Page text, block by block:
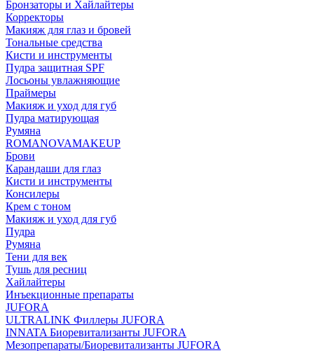
Бронзаторы и Хайлайтеры
Корректоры
Макияж для глаз и бровей
Тональные средства
Кисти и инструменты
Пудра защитная SPF
Лосьоны увлажняющие
Праймеры
Макияж и уход для губ
Пудра матирующая
Румяна
ROMANOVAMAKEUP
Брови
Карандаши для глаз
Кисти и инструменты
Консилеры
Крем с тоном
Макияж и уход для губ
Пудра
Румяна
Тени для век
Тушь для ресниц
Хайлайтеры
Инъекционные препараты
JUFORA
ULTRALINK Филлеры JUFORA
INNATA Биоревитализанты JUFORA
Мезопрепараты/Биоревитализанты JUFORA